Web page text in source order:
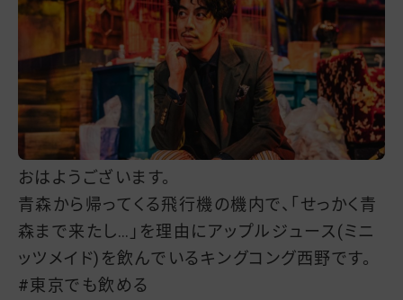
おはようございます。
青森から帰ってくる飛行機の機内で、「せっかく青
森まで来たし…」を理由にアップルジュース(ミニ
ッツメイド)を飲んでいるキングコング西野です。
#東京でも飲める